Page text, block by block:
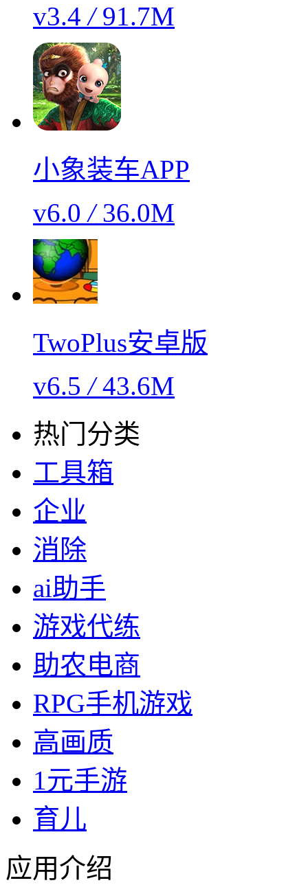
v3.4/91.7M
小象装车APP
v6.0/36.0M
TwoPlus安卓版
v6.5/43.6M
热门分类
工具箱
企业
消除
ai助手
游戏代练
助农电商
RPG手机游戏
高画质
1元手游
育儿
应用介绍